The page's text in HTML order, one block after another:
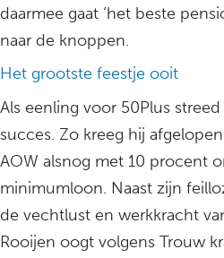
daarmee gaat ‘het beste
naar de knoppen.
Het grootste feestje ooit
Als eenling voor 50Plus
succes. Zo kreeg hij
AOW alsnog met 10 procent
minimumloon. Naast zijn
de vechtlust en werkkracht
Rooijen oogt volgens Trouw